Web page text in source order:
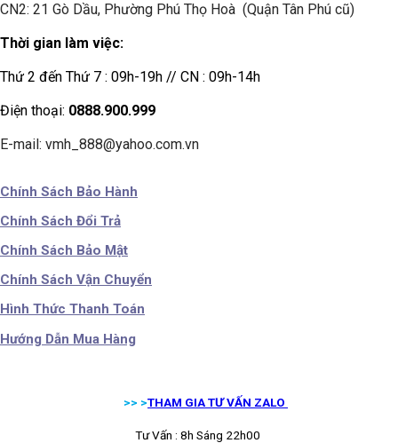
CN2: 21 Gò Dầu, Phường Phú Thọ Hoà (Quận Tân Phú cũ)
Thời gian làm việc:
Thứ 2 đến Thứ 7 : 09h-19h // CN : 09h-14h
Điện thoại: 0888.900.999
E-mail: vmh_888@yahoo.com.vn
Chính Sách Bảo Hành
Chính Sách Đổi Trả
Chính Sách Bảo Mật
Chính Sách Vận Chuyển
Hình Thức Thanh Toán
Hướng Dẫn Mua Hàng
>> >THAM GIA TƯ VẤN ZALO
Tư Vấn : 8h Sáng 22h00